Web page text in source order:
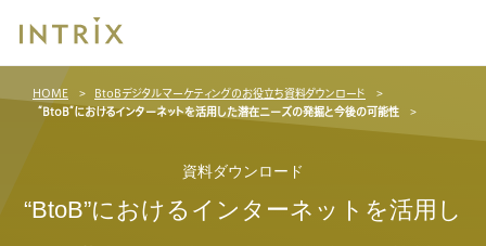
ブ
レッ
HOME
BtoBデジタルマーケティングのお役立ち資料ダウンロード
“BtoB”におけるインターネットを活用した潜在ニーズの発掘と今後の可能性
資料ダウンロード
“BtoB”におけるインターネットを活用し